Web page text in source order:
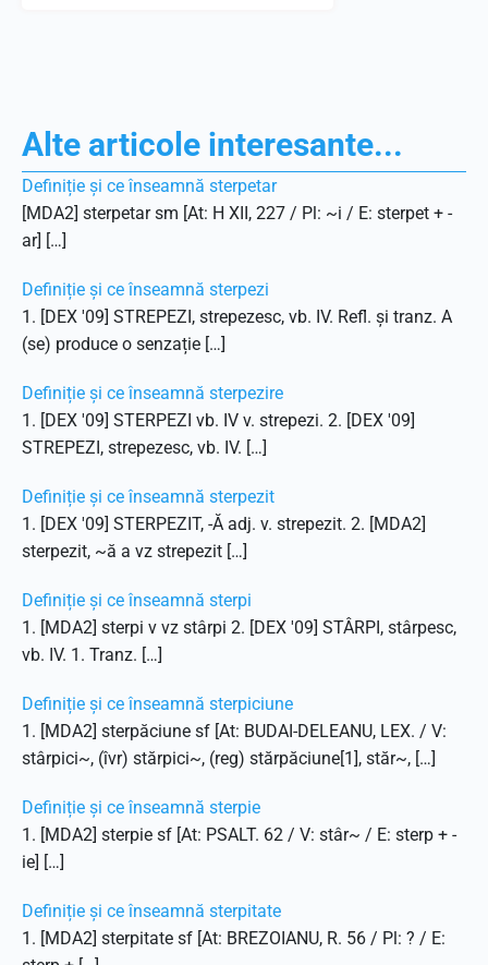
Alte articole interesante...
Definiție și ce înseamnă sterpetar
[MDA2] sterpetar sm [At: H XII, 227 / Pl: ~i / E: sterpet + -
ar] […]
Definiție și ce înseamnă sterpezi
1. [DEX '09] STREPEZI, strepezesc, vb. IV. Refl. și tranz. A
(se) produce o senzație […]
Definiție și ce înseamnă sterpezire
1. [DEX '09] STERPEZI vb. IV v. strepezi. 2. [DEX '09]
STREPEZI, strepezesc, vb. IV. […]
Definiție și ce înseamnă sterpezit
1. [DEX '09] STERPEZIT, -Ă adj. v. strepezit. 2. [MDA2]
sterpezit, ~ă a vz strepezit […]
Definiție și ce înseamnă sterpi
1. [MDA2] sterpi v vz stârpi 2. [DEX '09] STÂRPI, stârpesc,
vb. IV. 1. Tranz. […]
Definiție și ce înseamnă sterpiciune
1. [MDA2] sterpăciune sf [At: BUDAI-DELEANU, LEX. / V:
stârpici~, (îvr) stărpici~, (reg) stărpăciune[1], stăr~, […]
Definiție și ce înseamnă sterpie
1. [MDA2] sterpie sf [At: PSALT. 62 / V: stâr~ / E: sterp + -
ie] […]
Definiție și ce înseamnă sterpitate
1. [MDA2] sterpitate sf [At: BREZOIANU, R. 56 / Pl: ? / E: